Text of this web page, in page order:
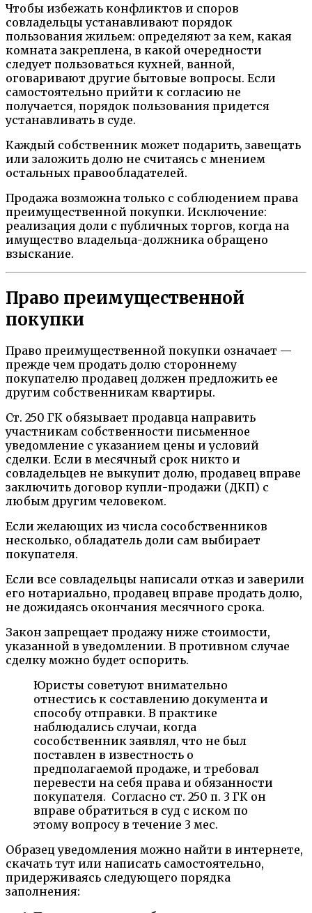
Чтобы избежать конфликтов и споров
совладельцы устанавливают порядок
пользования жильем: определяют за кем, какая
комната закреплена, в какой очередности
следует пользоваться кухней, ванной,
оговаривают другие бытовые вопросы. Если
самостоятельно прийти к согласию не
получается, порядок пользования придется
устанавливать в суде.
Каждый собственник может подарить, завещать
или заложить долю не считаясь с мнением
остальных правообладателей.
Продажа возможна только с соблюдением права
преимущественной покупки. Исключение:
реализация доли с публичных торгов, когда на
имущество владельца-должника обращено
взыскание.
Право преимущественной
покупки
Право преимущественной покупки означает —
прежде чем продать долю стороннему
покупателю продавец должен предложить ее
другим собственникам квартиры.
Ст. 250 ГК обязывает продавца направить
участникам собственности письменное
уведомление с указанием цены и условий
сделки. Если в месячный срок никто и
совладельцев не выкупит долю, продавец вправе
заключить договор купли-продажи (ДКП) с
любым другим человеком.
Если желающих из числа сособственников
несколько, обладатель доли сам выбирает
покупателя.
Если все совладельцы написали отказ и заверили
его нотариально, продавец вправе продать долю,
не дожидаясь окончания месячного срока.
Закон запрещает продажу ниже стоимости,
указанной в уведомлении. В противном случае
сделку можно будет оспорить.
Юристы советуют внимательно
отнестись к составлению документа и
способу отправки. В практике
наблюдались случаи, когда
сособственник заявлял, что не был
поставлен в известность о
предполагаемой продаже, и требовал
перевести на себя права и обязанности
покупателя. Согласно ст. 250 п. 3 ГК он
вправе обратиться в суд с иском по
этому вопросу в течение 3 мес.
Образец уведомления можно найти в интернете,
скачать тут или написать самостоятельно,
придерживаясь следующего порядка
заполнения: